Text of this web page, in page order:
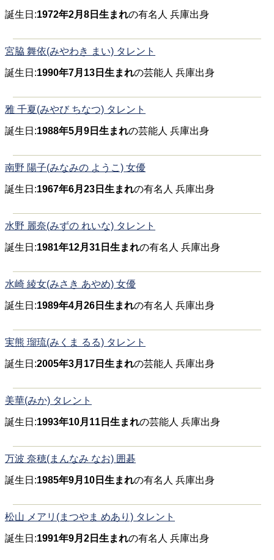
誕生日:1972年2月8日生まれの有名人 兵庫出身
宮脇 舞依(みやわき まい) タレント
誕生日:1990年7月13日生まれの芸能人 兵庫出身
雅 千夏(みやび ちなつ) タレント
誕生日:1988年5月9日生まれの芸能人 兵庫出身
南野 陽子(みなみの ようこ) 女優
誕生日:1967年6月23日生まれの有名人 兵庫出身
水野 麗奈(みずの れいな) タレント
誕生日:1981年12月31日生まれの有名人 兵庫出身
水崎 綾女(みさき あやめ) 女優
誕生日:1989年4月26日生まれの有名人 兵庫出身
実熊 瑠琉(みくま るる) タレント
誕生日:2005年3月17日生まれの芸能人 兵庫出身
美華(みか) タレント
誕生日:1993年10月11日生まれの芸能人 兵庫出身
万波 奈穂(まんなみ なお) 囲碁
誕生日:1985年9月10日生まれの有名人 兵庫出身
松山 メアリ(まつやま めあり) タレント
誕生日:1991年9月2日生まれの有名人 兵庫出身